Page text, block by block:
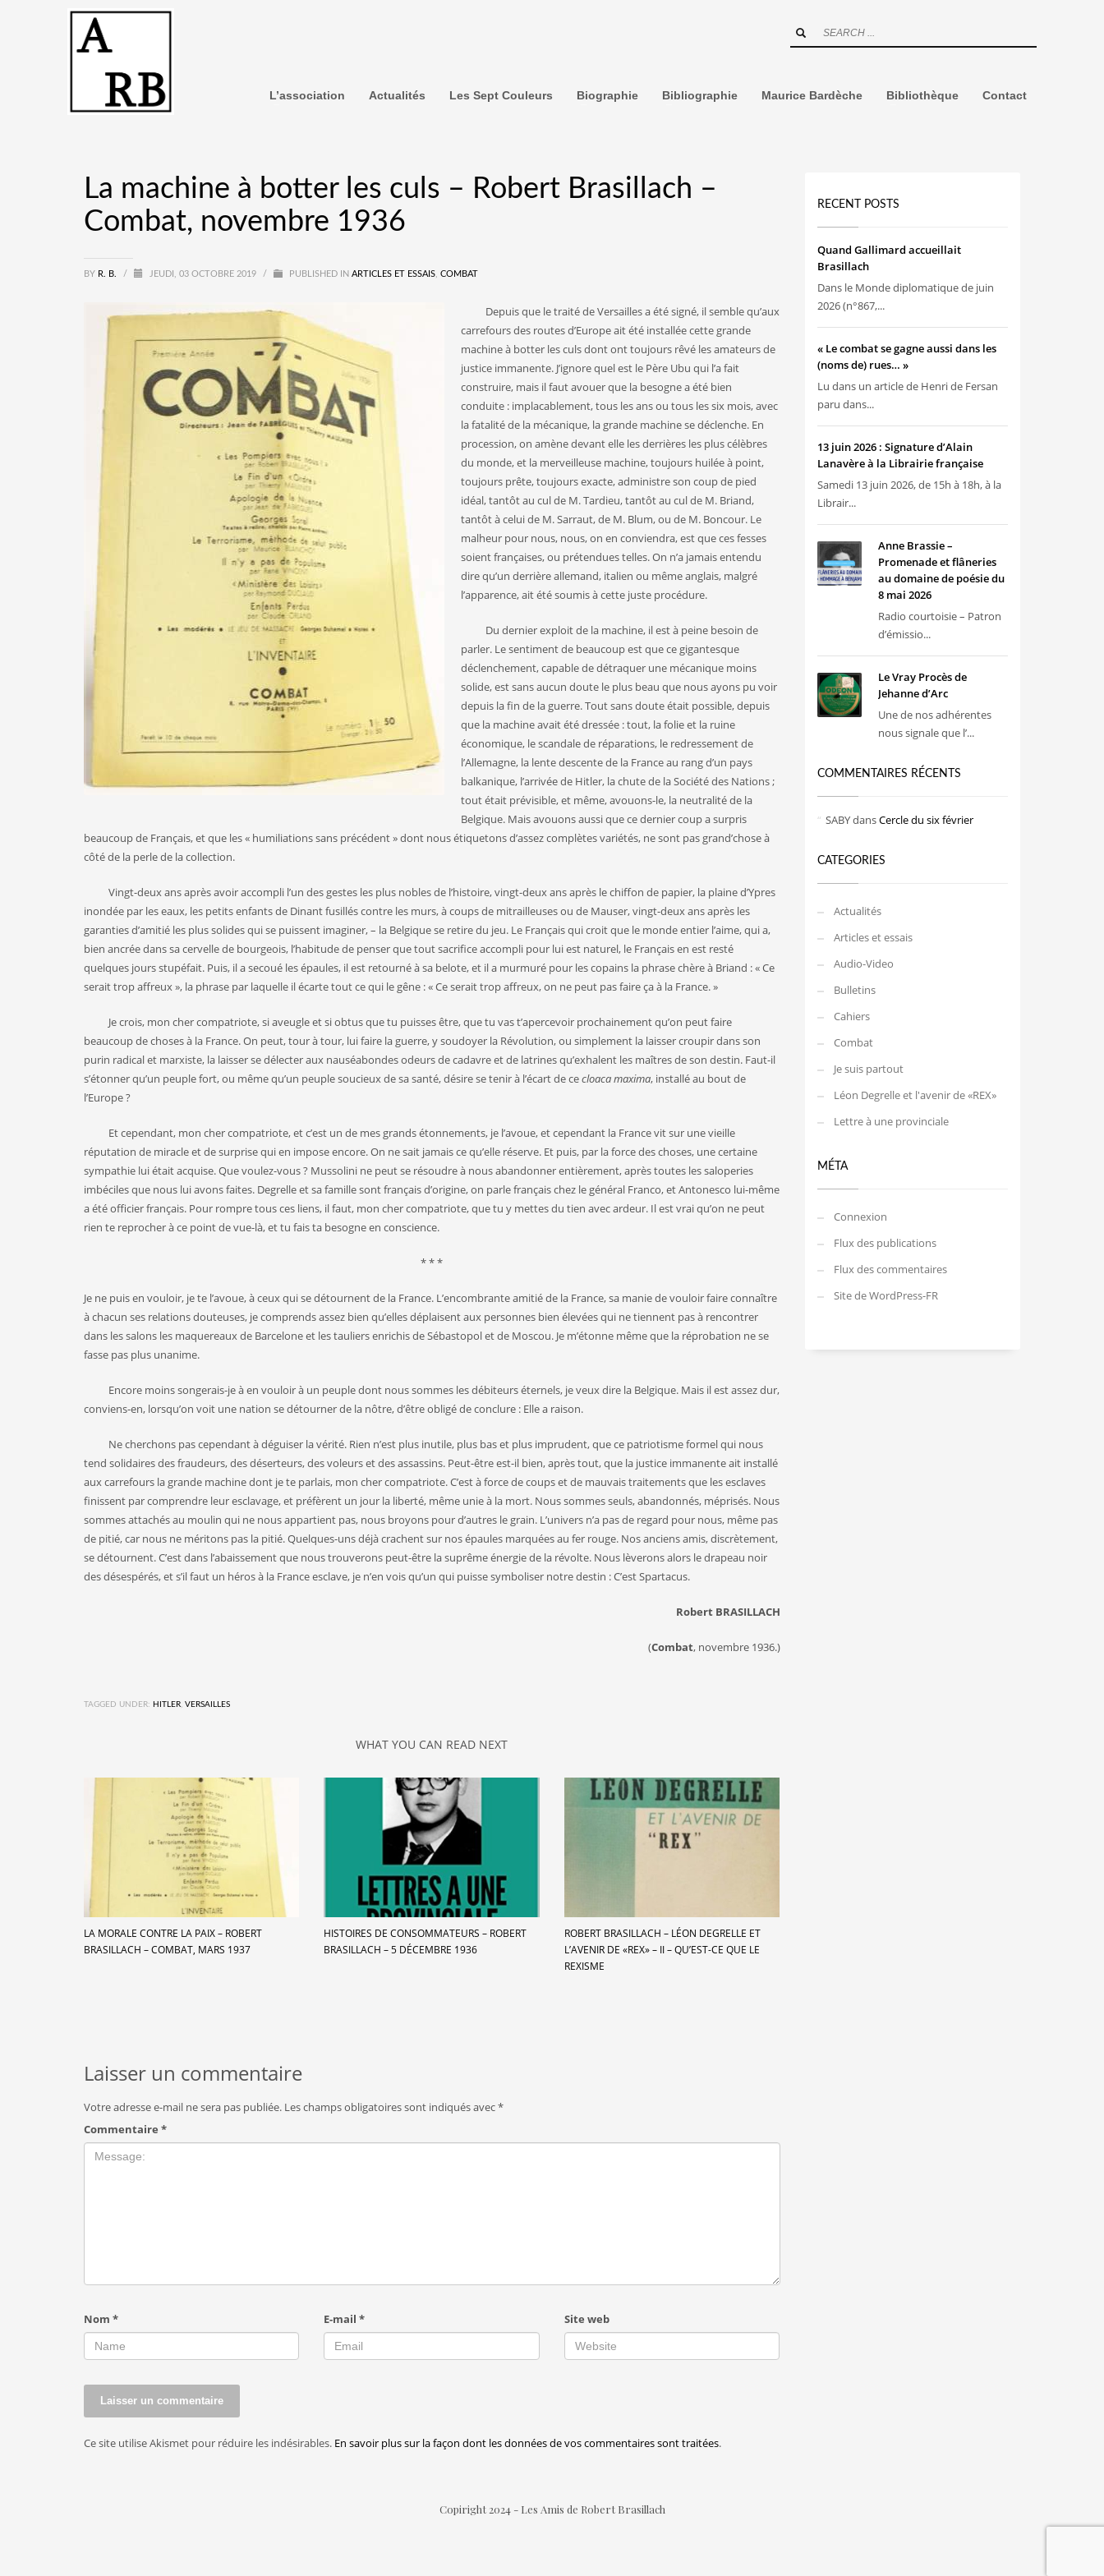
L’association Actualités Les Sept Couleurs Biographie Bibliographie Maurice Bardèche Bibliothèque Contact
La machine à botter les culs – Robert Brasillach –
Combat, novembre 1936
BY R. B. / JEUDI, 03 OCTOBRE 2019 / PUBLISHED IN ARTICLES ET ESSAIS COMBAT
Depuis que le traité de Versailles a été signé, il semble qu’aux
carrefours des routes d’Europe ait été installée cette grande
machine à botter les culs dont ont toujours rêvé les amateurs de
justice immanente. J’ignore quel est le Père Ubu qui l’a fait
construire, mais il faut avouer que la besogne a été bien
conduite : implacablement, tous les ans ou tous les six mois, avec
la fatalité de la mécanique, la grande machine se déclenche. En
procession, on amène devant elle les derrières les plus célèbres
du monde, et la merveilleuse machine, toujours huilée à point,
toujours prête, toujours exacte, administre son coup de pied
idéal, tantôt au cul de M. Tardieu, tantôt au cul de M. Briand,
tantôt à celui de M. Sarraut, de M. Blum, ou de M. Boncour. Le
malheur pour nous, nous, on en conviendra, est que ces fesses
soient françaises, ou prétendues telles. On n’a jamais entendu
dire qu’un derrière allemand, italien ou même anglais, malgré
l’apparence, ait été soumis à cette juste procédure.
Du dernier exploit de la machine, il est à peine besoin de
parler. Le sentiment de beaucoup est que ce gigantesque
déclenchement, capable de détraquer une mécanique moins
solide, est sans aucun doute le plus beau que nous ayons pu voir
depuis la fin de la guerre. Tout sans doute était possible, depuis
que la machine avait été dressée : tout, la folie et la ruine
économique, le scandale de réparations, le redressement de
l’Allemagne, la lente descente de la France au rang d’un pays
balkanique, l’arrivée de Hitler, la chute de la Société des Nations ;
tout était prévisible, et même, avouons-le, la neutralité de la
Belgique. Mais avouons aussi que ce dernier coup a surpris
beaucoup de Français, et que les « humiliations sans précédent » dont nous étiquetons d’assez complètes variétés, ne sont pas grand’chose à
côté de la perle de la collection.
Vingt-deux ans après avoir accompli l’un des gestes les plus nobles de l’histoire, vingt-deux ans après le chiffon de papier, la plaine d’Ypres
inondée par les eaux, les petits enfants de Dinant fusillés contre les murs, à coups de mitrailleuses ou de Mauser, vingt-deux ans après les
garanties d’amitié les plus solides qui se puissent imaginer, – la Belgique se retire du jeu. Le Français qui croit que le monde entier l’aime, qui a,
bien ancrée dans sa cervelle de bourgeois, l’habitude de penser que tout sacrifice accompli pour lui est naturel, le Français en est resté
quelques jours stupéfait. Puis, il a secoué les épaules, il est retourné à sa belote, et il a murmuré pour les copains la phrase chère à Briand : « Ce
serait trop affreux », la phrase par laquelle il écarte tout ce qui le gêne : « Ce serait trop affreux, on ne peut pas faire ça à la France. »
Je crois, mon cher compatriote, si aveugle et si obtus que tu puisses être, que tu vas t’apercevoir prochainement qu’on peut faire
beaucoup de choses à la France. On peut, tour à tour, lui faire la guerre, y soudoyer la Révolution, ou simplement la laisser croupir dans son
purin radical et marxiste, la laisser se délecter aux nauséabondes odeurs de cadavre et de latrines qu’exhalent les maîtres de son destin. Faut-il
s’étonner qu’un peuple fort, ou même qu’un peuple soucieux de sa santé, désire se tenir à l’écart de cecloaca maxima, installé au bout de
l’Europe ?
Et cependant, mon cher compatriote, et c’est un de mes grands étonnements, je l’avoue, et cependant la France vit sur une vieille
réputation de miracle et de surprise qui en impose encore. On ne sait jamais ce qu’elle réserve. Et puis, par la force des choses, une certaine
sympathie lui était acquise. Que voulez-vous ? Mussolini ne peut se résoudre à nous abandonner entièrement, après toutes les saloperies
imbéciles que nous lui avons faites. Degrelle et sa famille sont français d’origine, on parle français chez le général Franco, et Antonesco lui-même
a été officier français. Pour rompre tous ces liens, il faut, mon cher compatriote, que tu y mettes du tien avec ardeur. Il est vrai qu’on ne peut
rien te reprocher à ce point de vue-là, et tu fais ta besogne en conscience.
* * *
Je ne puis en vouloir, je te l’avoue, à ceux qui se détournent de la France. L’encombrante amitié de la France, sa manie de vouloir faire connaître
à chacun ses relations douteuses, je comprends assez bien qu’elles déplaisent aux personnes bien élevées qui ne tiennent pas à rencontrer
dans les salons les maquereaux de Barcelone et les tauliers enrichis de Sébastopol et de Moscou. Je m’étonne même que la réprobation ne se
fasse pas plus unanime.
Encore moins songerais-je à en vouloir à un peuple dont nous sommes les débiteurs éternels, je veux dire la Belgique. Mais il est assez dur,
conviens-en, lorsqu’on voit une nation se détourner de la nôtre, d’être obligé de conclure : Elle a raison.
Ne cherchons pas cependant à déguiser la vérité. Rien n’est plus inutile, plus bas et plus imprudent, que ce patriotisme formel qui nous
tend solidaires des fraudeurs, des déserteurs, des voleurs et des assassins. Peut-être est-il bien, après tout, que la justice immanente ait installé
aux carrefours la grande machine dont je te parlais, mon cher compatriote. C’est à force de coups et de mauvais traitements que les esclaves
finissent par comprendre leur esclavage, et préfèrent un jour la liberté, même unie à la mort. Nous sommes seuls, abandonnés, méprisés. Nous
sommes attachés au moulin qui ne nous appartient pas, nous broyons pour d’autres le grain. L’univers n’a pas de regard pour nous, même pas
de pitié, car nous ne méritons pas la pitié. Quelques-uns déjà crachent sur nos épaules marquées au fer rouge. Nos anciens amis, discrètement,
se détournent. C’est dans l’abaissement que nous trouverons peut-être la suprême énergie de la révolte. Nous lèverons alors le drapeau noir
des désespérés, et s’il faut un héros à la France esclave, je n’en vois qu’un qui puisse symboliser notre destin : C’est Spartacus.
Robert BRASILLACH
(Combat, novembre 1936.)
TAGGED UNDER: HITLER, VERSAILLES
WHAT YOU CAN READ NEXT
LA MORALE CONTRE LA PAIX – ROBERT
BRASILLACH – COMBAT, MARS 1937
HISTOIRES DE CONSOMMATEURS – ROBERT
BRASILLACH – 5 DÉCEMBRE 1936
ROBERT BRASILLACH – LÉON DEGRELLE ET
L’AVENIR DE «REX» – II – QU’EST-CE QUE LE
REXISME
Laisser un commentaire
Votre adresse e-mail ne sera pas publiée. Les champs obligatoires sont indiqués avec*
Commentaire *
Nom * E-mail* Site web
Ce site utilise Akismet pour réduire les indésirables. En savoir plus sur la façon dont les données de vos commentaires sont traitées.
RECENT POSTS
Quand Gallimard accueillait
Brasillach
Dans le Monde diplomatique de juin
2026 (n°867,...
« Le combat se gagne aussi dans les
(noms de) rues… »
Lu dans un article de Henri de Fersan
paru dans...
13 juin 2026 : Signature d’Alain
Lanavère à la Librairie française
Samedi 13 juin 2026, de 15h à 18h, à la
Librair...
Anne Brassie –
Promenade et flâneries
au domaine de poésie du
8 mai 2026
Radio courtoisie – Patron
d’émissio...
Le Vray Procès de
Jehanne d’Arc
Une de nos adhérentes
nous signale que l’...
COMMENTAIRES RÉCENTS
SABYdansCercle du six février
CATEGORIES
Actualités
Articles et essais
Audio-Video
Bulletins
Cahiers
Combat
Je suis partout
Léon Degrelle et l'avenir de «REX»
Lettre à une provinciale
MÉTA
Connexion
Flux des publications
Flux des commentaires
Site de WordPress-FR
Copiright 2024 - Les Amis de Robert Brasillach